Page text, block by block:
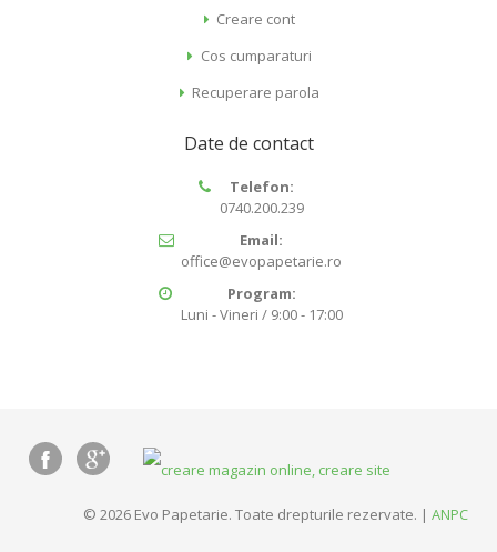
Creare cont
Cos cumparaturi
Recuperare parola
Date de contact
Telefon:
0740.200.239
Email:
office@evopapetarie.ro
Program:
Luni - Vineri / 9:00 - 17:00
© 2026 Evo Papetarie. Toate drepturile rezervate. | ANPC